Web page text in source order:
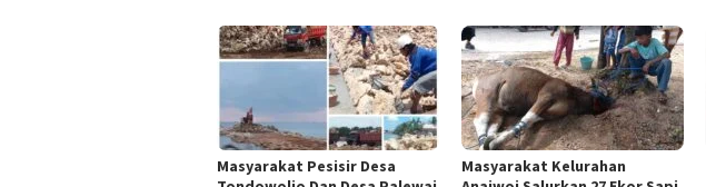
Masyarakat Pesisir Desa
Masyarakat Kelurahan